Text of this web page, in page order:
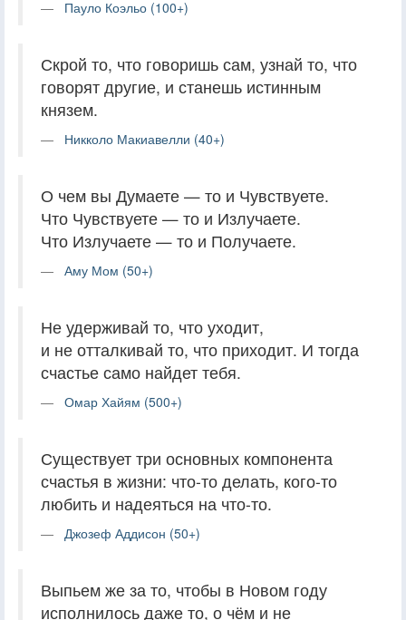
Пауло Коэльо (100+)
Скрой то, что говоришь сам, узнай то, что
говорят другие, и станешь истинным
князем.
Никколо Макиавелли (40+)
О чем вы Думаете — то и Чувствуете.
Что Чувствуете — то и Излучаете.
Что Излучаете — то и Получаете.
Аму Мом (50+)
Не удерживай то, что уходит,
и не отталкивай то, что приходит. И тогда
счастье само найдет тебя.
Омар Хайям (500+)
Существует три основных компонента
счастья в жизни: что-то делать, кого-то
любить и надеяться на что-то.
Джозеф Аддисон (50+)
Выпьем же за то, чтобы в Новом году
исполнилось даже то, о чём и не